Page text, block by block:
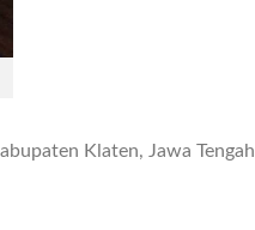
Klaten, Jawa Tengah